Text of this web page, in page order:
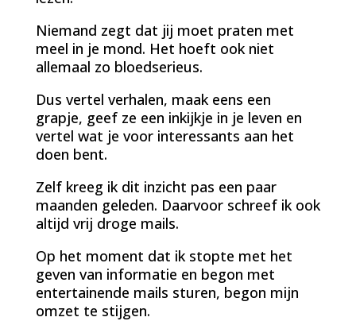
Niemand zegt dat jij moet praten met
meel in je mond. Het hoeft ook niet
allemaal zo bloedserieus.
Dus vertel verhalen, maak eens een
grapje, geef ze een inkijkje in je leven en
vertel wat je voor interessants aan het
doen bent.
Zelf kreeg ik dit inzicht pas een paar
maanden geleden. Daarvoor schreef ik ook
altijd vrij droge mails.
Op het moment dat ik stopte met het
geven van informatie en begon met
entertainende mails sturen, begon mijn
omzet te stijgen.